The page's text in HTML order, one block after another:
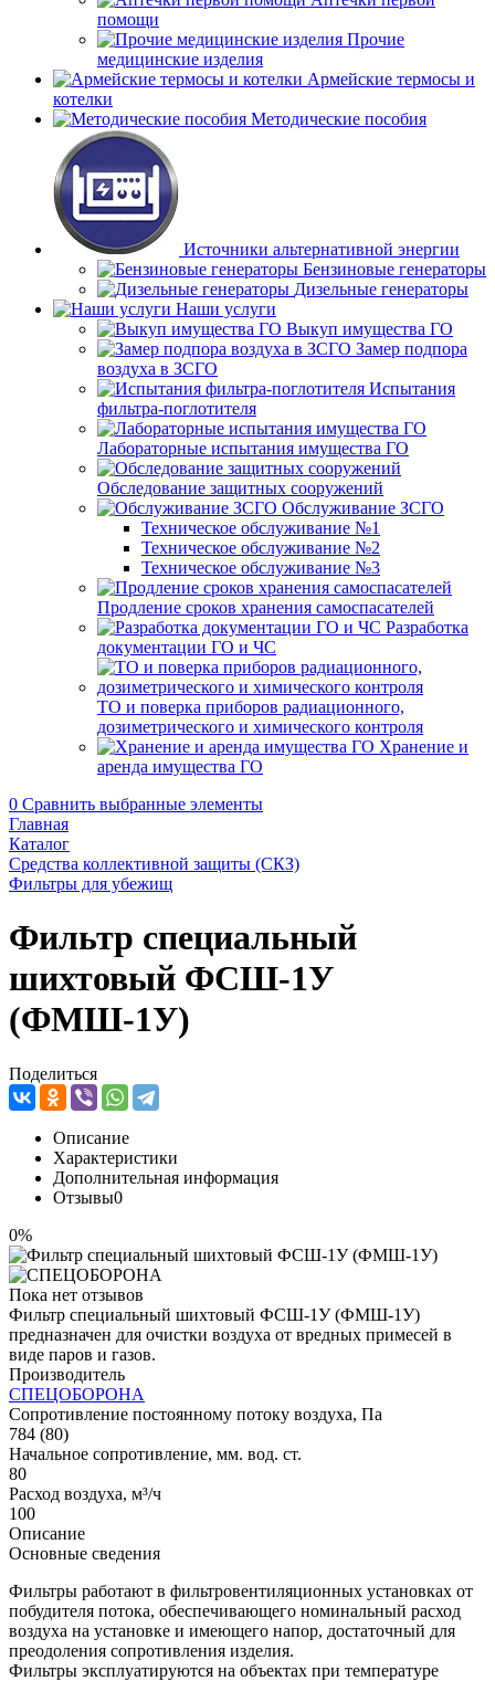
помощи
Прочие
медицинские изделия
Армейские термосы и
котелки
Методические пособия
Источники альтернативной энергии
Бензиновые генераторы
Дизельные генераторы
Наши услуги
Выкуп имущества ГО
Замер подпора
воздуха в ЗСГО
Испытания
фильтра-поглотителя
Лабораторные испытания имущества ГО
Обследование защитных сооружений
Обслуживание ЗСГО
Техническое обслуживание №1
Техническое обслуживание №2
Техническое обслуживание №3
Продление сроков хранения самоспасателей
Разработка
документации ГО и ЧС
ТО и поверка приборов радиационного,
дозиметрического и химического контроля
Хранение и
аренда имущества ГО
0 Сравнить выбранные элементы
Главная
Каталог
Средства коллективной защиты (СКЗ)
Фильтры для убежищ
Фильтр специальный
шихтовый ФСШ-1У
(ФМШ-1У)
Поделиться
Описание
Характеристики
Дополнительная информация
Отзывы0
0%
Пока нет отзывов
Фильтр специальный шихтовый ФСШ-1У (ФМШ-1У)
предназначен для очистки воздуха от вредных примесей в
виде паров и газов.
Производитель
СПЕЦОБОРОНА
Сопротивление постоянному потоку воздуха, Па
784 (80)
Начальное сопротивление, мм. вод. ст.
80
Расход воздуха, м³/ч
100
Описание
Основные сведения
Фильтры работают в фильтровентиляционных установках от
побудителя потока, обеспечивающего номинальный расход
воздуха на установке и имеющего напор, достаточный для
преодоления сопротивления изделия.
Фильтры эксплуатируются на объектах при температуре